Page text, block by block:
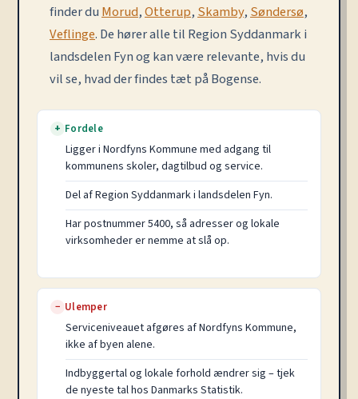
finder duMorud,Otterup,Skamby,Søndersø,
Veflinge. De hører alle til Region Syddanmark i
landsdelen Fyn og kan være relevante, hvis du
vil se, hvad der findes tæt på Bogense.
+ Fordele
Ligger i Nordfyns Kommune med adgang til
kommunens skoler, dagtilbud og service.
Del af Region Syddanmark i landsdelen Fyn.
Har postnummer 5400, så adresser og lokale
virksomheder er nemme at slå op.
− Ulemper
Serviceniveauet afgøres af Nordfyns Kommune,
ikke af byen alene.
Indbyggertal og lokale forhold ændrer sig – tjek
de nyeste tal hos Danmarks Statistik.